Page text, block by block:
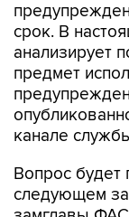
срок. В
анализирует
предмет
канале
Вопрос будет
следующем